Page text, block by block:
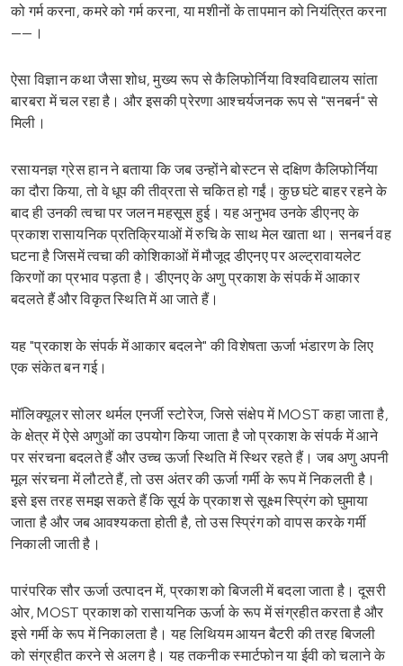
को गर्म करना, कमरे को गर्म करना, या मशीनों के तापमान को नियंत्रित करना
——।
ऐसा विज्ञान कथा जैसा शोध, मुख्य रूप से कैलिफोर्निया विश्वविद्यालय सांता
बारबरा में चल रहा है। और इसकी प्रेरणा आश्चर्यजनक रूप से "सनबर्न" से
मिली।
रसायनज्ञ ग्रेस हान ने बताया कि जब उन्होंने बोस्टन से दक्षिण कैलिफोर्निया
का दौरा किया, तो वे धूप की तीव्रता से चकित हो गईं। कुछ घंटे बाहर रहने के
बाद ही उनकी त्वचा पर जलन महसूस हुई। यह अनुभव उनके डीएनए के
प्रकाश रासायनिक प्रतिक्रियाओं में रुचि के साथ मेल खाता था। सनबर्न वह
घटना है जिसमें त्वचा की कोशिकाओं में मौजूद डीएनए पर अल्ट्रावायलेट
किरणों का प्रभाव पड़ता है। डीएनए के अणु प्रकाश के संपर्क में आकार
बदलते हैं और विकृत स्थिति में आ जाते हैं।
यह "प्रकाश के संपर्क में आकार बदलने" की विशेषता ऊर्जा भंडारण के लिए
एक संकेत बन गई।
मॉलिक्यूलर सोलर थर्मल एनर्जी स्टोरेज, जिसे संक्षेप में MOST कहा जाता है,
के क्षेत्र में ऐसे अणुओं का उपयोग किया जाता है जो प्रकाश के संपर्क में आने
पर संरचना बदलते हैं और उच्च ऊर्जा स्थिति में स्थिर रहते हैं। जब अणु अपनी
मूल संरचना में लौटते हैं, तो उस अंतर की ऊर्जा गर्मी के रूप में निकलती है।
इसे इस तरह समझ सकते हैं कि सूर्य के प्रकाश से सूक्ष्म स्प्रिंग को घुमाया
जाता है और जब आवश्यकता होती है, तो उस स्प्रिंग को वापस करके गर्मी
निकाली जाती है।
पारंपरिक सौर ऊर्जा उत्पादन में, प्रकाश को बिजली में बदला जाता है। दूसरी
ओर, MOST प्रकाश को रासायनिक ऊर्जा के रूप में संग्रहीत करता है और
इसे गर्मी के रूप में निकालता है। यह लिथियम आयन बैटरी की तरह बिजली
को संग्रहीत करने से अलग है। यह तकनीक स्मार्टफोन या ईवी को चलाने के